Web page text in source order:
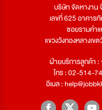
บริษัท จัดหางาน
เลขที่ 625 อาคาร
ซอยรามคำ
แขวงวังทองหลางเข
ฝ่ายบริการลูกค้า
โทร : 02-514-
อีเมล :